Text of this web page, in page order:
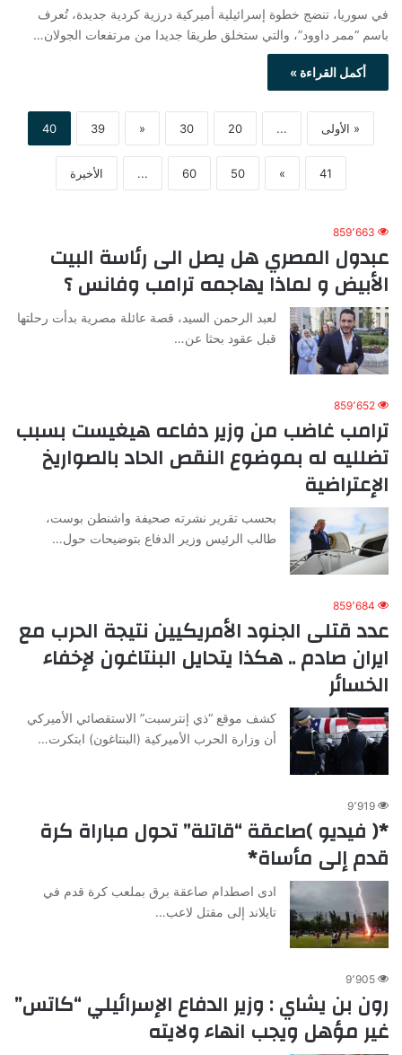
في سوريا، تنضج خطوة إسرائيلية أميركية درزية كردية جديدة، تُعرف
باسم “ممر داوود”، والتي ستخلق طريقا جديدا من مرتفعات الجولان…
أكمل القراءة »
« الأولى ...
20
30
«
39
40
41
»
50
60
... الأخيرة
859٬663
عبدول المصري هل يصل الى رئاسة البيت
الأبيض و لماذا يهاجمه ترامب وفانس ؟
لعبد الرحمن السيد، قصة عائلة مصرية بدأت رحلتها
قبل عقود بحثا عن…
859٬652
ترامب غاضب من وزير دفاعه هيغيست بسبب
تضلليه له بموضوع النقص الحاد بالصواريخ
الإعتراضية
بحسب تقرير نشرته صحيفة واشنطن بوست،
طالب الرئيس وزير الدفاع بتوضيحات حول…
859٬684
عدد قتلى الجنود الأمريكيين نتيجة الحرب مع
ايران صادم .. هكذا يتحايل البنتاغون لإخفاء
الخسائر
كشف موقع “ذي إنترسبت” الاستقصائي الأميركي
أن وزارة الحرب الأميركية (البنتاغون) ابتكرت…
9٬919
*( فيديو )صاعقة “قاتلة” تحول مباراة كرة
قدم إلى مأساة*
ادى اصطدام صاعقة برق بملعب كرة قدم في
تايلاند إلى مقتل لاعب…
9٬905
رون بن يشاي : وزير الدفاع الإسرائيلي “كاتس”
غير مؤهل ويجب انهاء ولايته